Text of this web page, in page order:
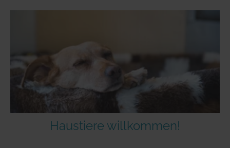
Haustiere willkommen!